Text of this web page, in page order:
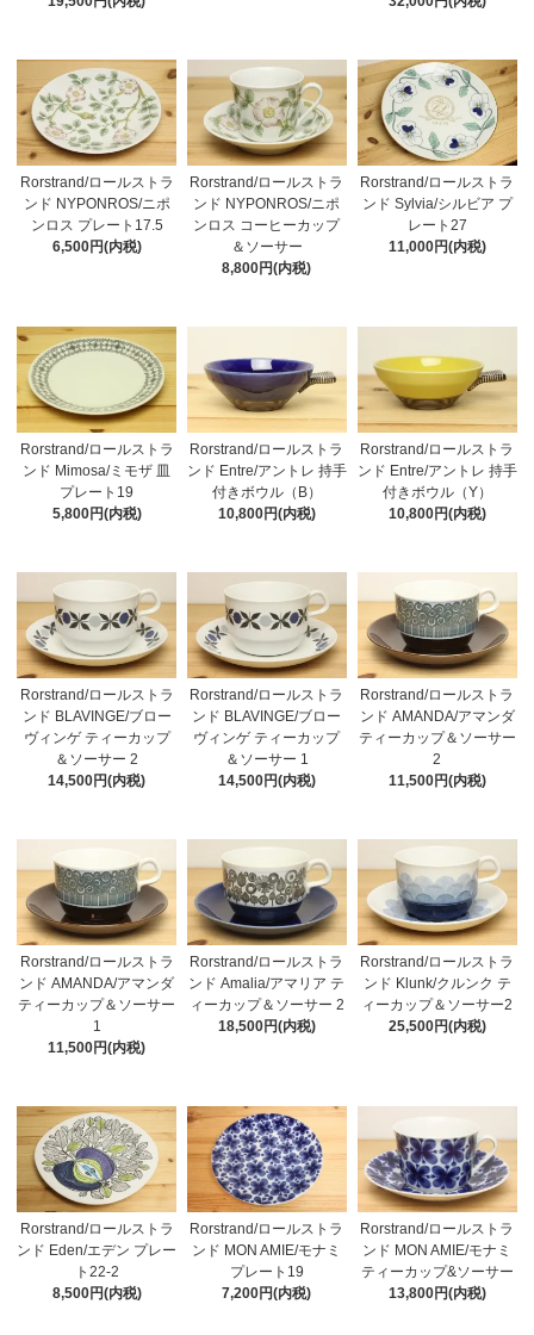
Rorstrand/ロールストラ
ンド NYPONROS/ニポ
ンロス プレート17.5
6,500円(内税)
Rorstrand/ロールストラ
ンド NYPONROS/ニポ
ンロス コーヒーカップ
＆ソーサー
8,800円(内税)
Rorstrand/ロールストラ
ンド Sylvia/シルビア プ
レート27
11,000円(内税)
Rorstrand/ロールストラ
ンド Mimosa/ミモザ 皿
プレート19
5,800円(内税)
Rorstrand/ロールストラ
ンド Entre/アントレ 持手
付きボウル（B）
10,800円(内税)
Rorstrand/ロールストラ
ンド Entre/アントレ 持手
付きボウル（Y）
10,800円(内税)
Rorstrand/ロールストラ
ンド BLAVINGE/ブロー
ヴィンゲ ティーカップ
＆ソーサー 2
14,500円(内税)
Rorstrand/ロールストラ
ンド BLAVINGE/ブロー
ヴィンゲ ティーカップ
＆ソーサー 1
14,500円(内税)
Rorstrand/ロールストラ
ンド AMANDA/アマンダ
ティーカップ＆ソーサー
2
11,500円(内税)
Rorstrand/ロールストラ
ンド AMANDA/アマンダ
ティーカップ＆ソーサー
1
11,500円(内税)
Rorstrand/ロールストラ
ンド Amalia/アマリア テ
ィーカップ＆ソーサー 2
18,500円(内税)
Rorstrand/ロールストラ
ンド Klunk/クルンク テ
ィーカップ＆ソーサー2
25,500円(内税)
Rorstrand/ロールストラ
ンド Eden/エデン プレー
ト22-2
8,500円(内税)
Rorstrand/ロールストラ
ンド MON AMIE/モナミ
プレート19
7,200円(内税)
Rorstrand/ロールストラ
ンド MON AMIE/モナミ
ティーカップ&ソーサー
13,800円(内税)